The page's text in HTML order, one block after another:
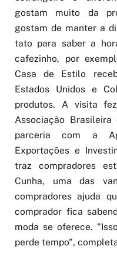
estrangeiro é
gostam muito da
gostam de manter a
tato para saber a
cafezinho, por
Casa de Estilo
Estados Unidos e
produtos. A visita
Associação
parceria com a
Exportações e
traz compradores
Cunha, uma das
compradores ajuda
comprador fica
moda se oferece.
perde tempo",